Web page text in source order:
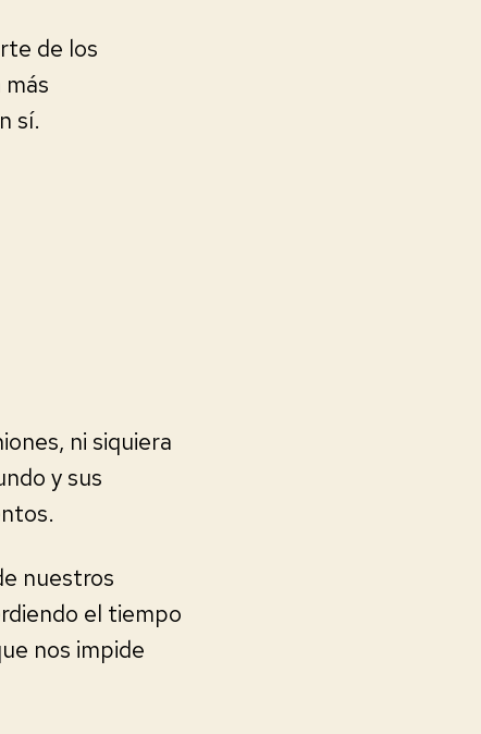
de los
sí.
ni siquiera
y sus
nuestros
el tiempo
nos impide